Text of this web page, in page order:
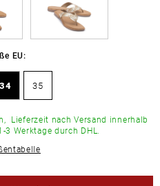
EU:
34 35
Lieferzeit nach Versand innerhalb
Werktage durch DHL.